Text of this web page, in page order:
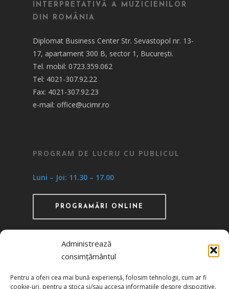
Administrează
consimțământul
Pentru a oferi cea mai bună experiență, folosim tehnologii, cum ar fi
cookie-uri, pentru a stoca și/sau accesa informațiile despre dispozitive.
INTERPRETATIVĂ A MUZICIENILOR
DIN ROMÂNIA
Diplomat Business Center Str. Sevastopol nr. 13-
17, apartament 300 B, sector 1, București.
Tel. mobil: 0723.359.062
Tel: 4021-307.92.22
Fax: 4021-307.92.23
e-mail: office@ucimr.ro
PROGRAM DE LUCRU CU PUBLICUL
Luni – Joi: 11.30 – 17.00
PROGRAMĂRI ONLINE
prin HG 1242/29.11.2000 publicată în MO nr.